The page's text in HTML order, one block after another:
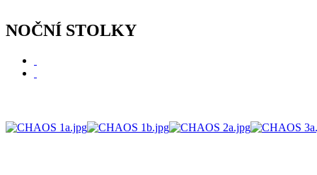
NOČNÍ STOLKY